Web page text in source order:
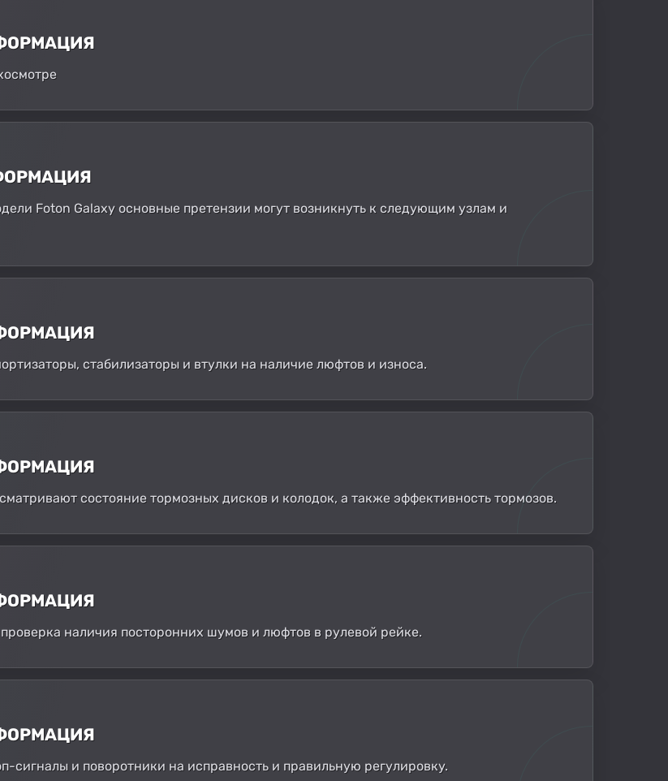
Foton Galaxy основные претензии могут возникнуть к следующим узлам и
стабилизаторы и втулки на наличие люфтов и износа.
состояние тормозных дисков и колодок, а также эффективность тормозов.
наличия посторонних шумов и люфтов в рулевой рейке.
и поворотники на исправность и правильную регулировку.